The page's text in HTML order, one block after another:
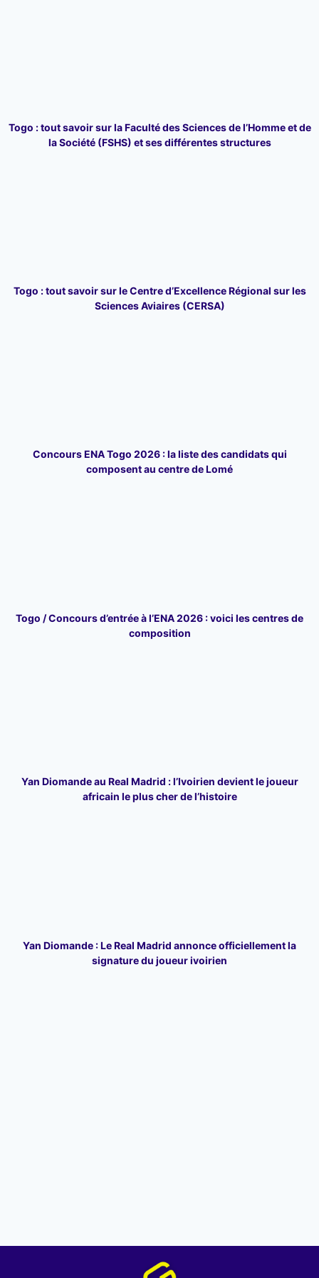
Togo : tout savoir sur la Faculté des Sciences de l’Homme et de
la Société (FSHS) et ses différentes structures
Togo : tout savoir sur le Centre d’Excellence Régional sur les
Sciences Aviaires (CERSA)
Concours ENA Togo 2026 : la liste des candidats qui
composent au centre de Lomé
Togo / Concours d’entrée à l’ENA 2026 : voici les centres de
composition
Yan Diomande au Real Madrid : l’Ivoirien devient le joueur
africain le plus cher de l’histoire
Yan Diomande : Le Real Madrid annonce officiellement la
signature du joueur ivoirien